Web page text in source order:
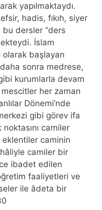
yapılmaktaydı.
hadis, fıkıh, siyer
dersler “ders
İslam
olarak başlayan
sonra medrese,
kurumlarla devam
her zaman
Dönemi’nde
gibi görev ifa
camiler
caminin
camiler bir
ibadet edilen
faaliyetleri ve
ile âdeta bir